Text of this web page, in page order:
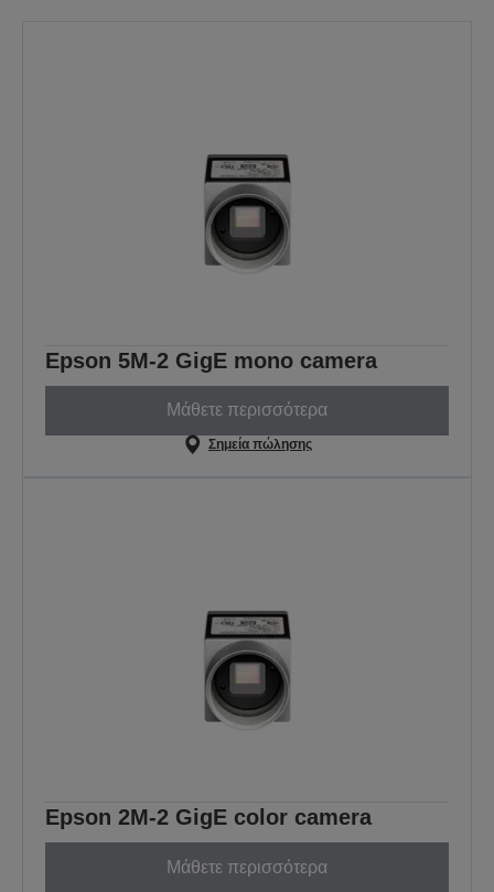
Epson 5M-2 GigE mono camera
Μάθετε περισσότερα
Σημεία πώλησης
Epson 2M-2 GigE color camera
Μάθετε περισσότερα